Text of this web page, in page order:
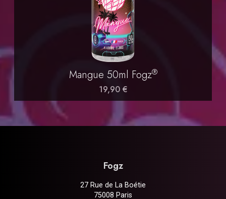
Mangue 50ml Fogz®
19,90 €
Fogz
27 Rue de La Boétie
75008 Paris